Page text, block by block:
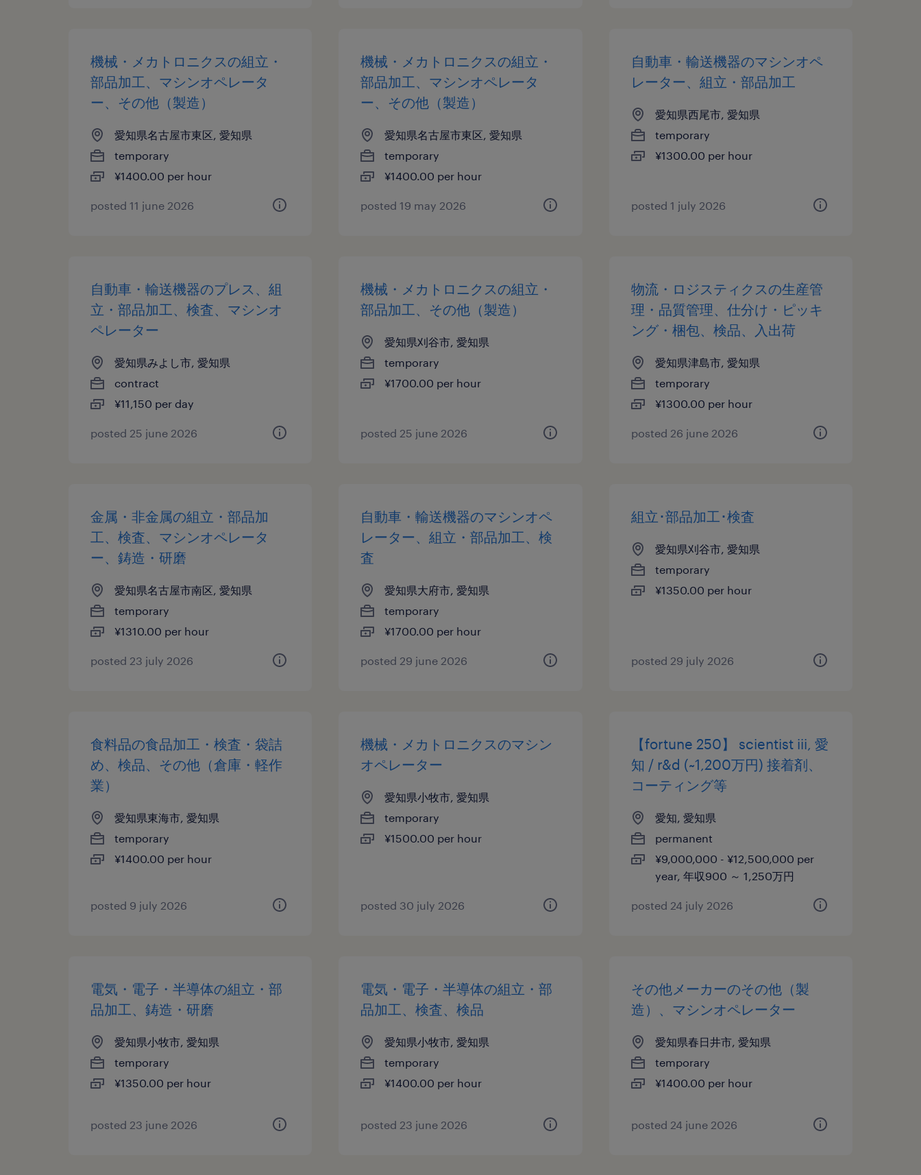
機械・メカトロニクスの組立・
部品加工、マシンオペレータ
ー、その他（製造）
愛知県名古屋市東区, 愛知県
temporary
¥1400.00 per hour
posted 11 june 2026
機械・メカトロニクスの組立・
部品加工、マシンオペレータ
ー、その他（製造）
愛知県名古屋市東区, 愛知県
temporary
¥1400.00 per hour
posted 19 may 2026
自動車・輸送機器のマシンオペ
レーター、組立・部品加工
愛知県西尾市, 愛知県
temporary
¥1300.00 per hour
posted 1 july 2026
自動車・輸送機器のプレス、組
立・部品加工、検査、マシンオ
ペレーター
愛知県みよし市, 愛知県
contract
¥11,150 per day
posted 25 june 2026
機械・メカトロニクスの組立・
部品加工、その他（製造）
愛知県刈谷市, 愛知県
temporary
¥1700.00 per hour
posted 25 june 2026
物流・ロジスティクスの生産管
理・品質管理、仕分け・ピッキ
ング・梱包、検品、入出荷
愛知県津島市, 愛知県
temporary
¥1300.00 per hour
posted 26 june 2026
金属・非金属の組立・部品加
工、検査、マシンオペレータ
ー、鋳造・研磨
愛知県名古屋市南区, 愛知県
temporary
¥1310.00 per hour
posted 23 july 2026
自動車・輸送機器のマシンオペ
レーター、組立・部品加工、検
査
愛知県大府市, 愛知県
temporary
¥1700.00 per hour
posted 29 june 2026
組立･部品加工･検査
愛知県刈谷市, 愛知県
temporary
¥1350.00 per hour
posted 29 july 2026
食料品の食品加工・検査・袋詰
め、検品、その他（倉庫・軽作
業）
愛知県東海市, 愛知県
temporary
¥1400.00 per hour
posted 9 july 2026
機械・メカトロニクスのマシン
オペレーター
愛知県小牧市, 愛知県
temporary
¥1500.00 per hour
posted 30 july 2026
【fortune 250】 scientist iii, 愛
知 / r&d (~1,200万円) 接着剤、
コーティング等
愛知, 愛知県
permanent
¥9,000,000 - ¥12,500,000 per
year, 年収900 ～ 1,250万円
posted 24 july 2026
電気・電子・半導体の組立・部
品加工、鋳造・研磨
愛知県小牧市, 愛知県
temporary
¥1350.00 per hour
posted 23 june 2026
電気・電子・半導体の組立・部
品加工、検査、検品
愛知県小牧市, 愛知県
temporary
¥1400.00 per hour
posted 23 june 2026
その他メーカーのその他（製
造）、マシンオペレーター
愛知県春日井市, 愛知県
temporary
¥1400.00 per hour
posted 24 june 2026